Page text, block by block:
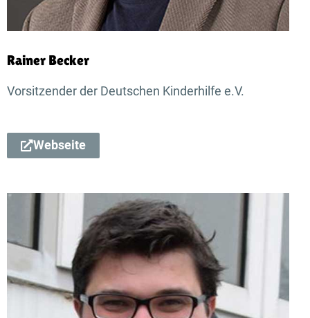
Rainer Becker
Vorsitzender der Deutschen Kinderhilfe e.V.
Webseite